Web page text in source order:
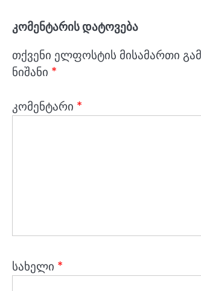
კომენტარის დატოვება
თქვენი ელფოსტის მისამართი
ნიშანი *
კომენტარი *
სახელი *